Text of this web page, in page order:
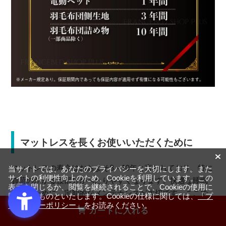
カートに入れる
マットレスを長くお使いいただくために
マットレスの寿命はおおよそ8～10年と言われており、特に
負荷のかかる腰部分がへたりやすくなります。快適な睡眠
を保つために、定期的なメンテナンスが大切です。ここで
は、マットレスを長く快適に使うためのメンテナンス方法
をご紹介します。
当サイトでは、あなたのプライバシーを大切にします。また
サイトの利便性向上のため、Cookieを利用しています。この
表示を閉じるか、閲覧を継続されることで、Cookieの使用に
同意するものといたします。Cookieの仕様に関しては、「プ
ライバシーポリシー」をお読みください。